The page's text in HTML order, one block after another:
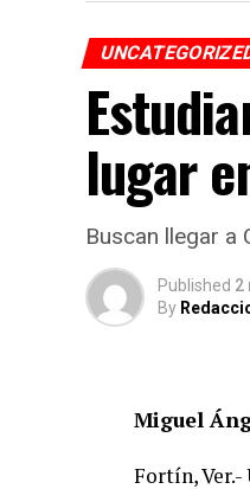
lugar
Buscan llegar a
Published 2
By
Miguel
Fortín,